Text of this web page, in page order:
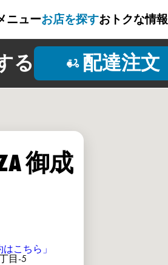
ニューお店を探すおトクな情報
る 配達注文
御成
こちら」
目-5